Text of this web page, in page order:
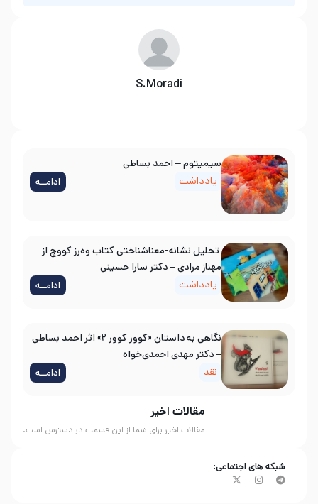
S.Moradi
مقالات اخیر
مقالات اخیر برای شما از این قسمت در دسترس است.
سیمپتوم – احمد بساطی
یادداشت
ادامــه
تحلیل نشانه-معناشناختی کتاب وه‌رز کووچ از
مهناز مرادی – دکتر سارا حسینی
یادداشت
ادامــه
نگاهی به داستان «کوور کوور ۲» اثر احمد بساطی
– دکتر مهدی احمدی‌خواه
نقد
ادامــه
شبکه های اجتماعی: